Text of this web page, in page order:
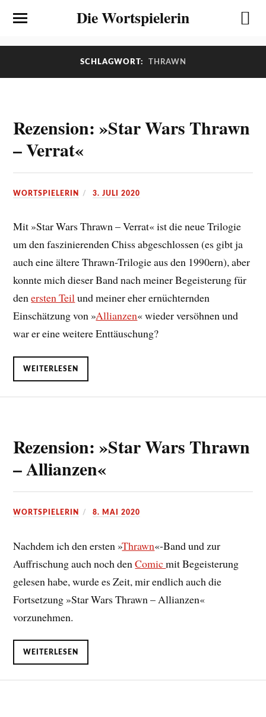
Die Wortspielerin
SCHLAGWORT: THRAWN
Rezension: »Star Wars Thrawn
– Verrat«
WORTSPIELERIN 3. JULI 2020
Mit »Star Wars Thrawn – Verrat« ist die neue Trilogie
um den faszinierenden Chiss abgeschlossen (es gibt ja
auch eine ältere Thrawn-Trilogie aus den 1990ern), aber
konnte mich dieser Band nach meiner Begeisterung für
denersten Teilund meiner eher ernüchternden
Einschätzung von »Allianzen« wieder versöhnen und
war er eine weitere Enttäuschung?
WEITERLESEN
Rezension: »Star Wars Thrawn
– Allianzen«
WORTSPIELERIN 8. MAI 2020
Nachdem ich den ersten »Thrawn«-Band und zur
Auffrischung auch noch denComicmit Begeisterung
gelesen habe, wurde es Zeit, mir endlich auch die
Fortsetzung »Star Wars Thrawn – Allianzen«
vorzunehmen.
WEITERLESEN